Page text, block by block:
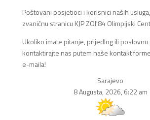
Poštovani posjetioci i korisnici naših
zvaničnu stranicu KJP ZOI'84 Olimpijski
Ukoliko imate pitanje, prijedlog ili poslovnu
kontaktirajte nas putem naše kontakt
e-maila!
Sarajevo
8 Augusta, 2026, 6:22 am